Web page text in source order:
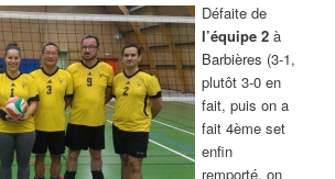
Défaite de
l’équipe 2 à
Barbières (3-1,
plutôt 3-0 en
fait, puis on a
fait 4ème set
enfin
remporté, on